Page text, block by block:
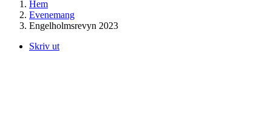
Hem
Evenemang
Engelholmsrevyn 2023
Skriv ut